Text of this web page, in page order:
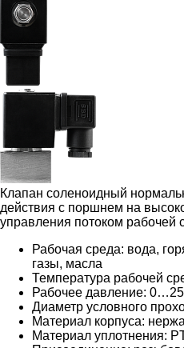
Клапан соленоидный
действия с поршнем на
управления потоком рабочей
Рабочая среда: вода,
газы, масла
Температура рабочей
Рабочее давление: 0…
Диаметр условного
Материал корпуса:
Материал уплотнения: